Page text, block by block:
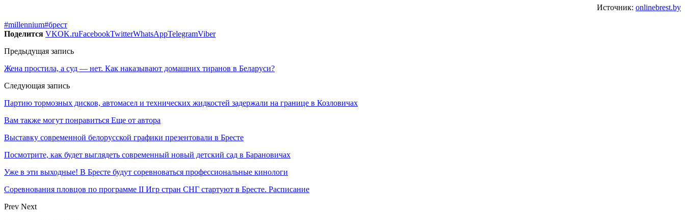
Источник: onlinebrest.by
#millennium#брест
Поделится VKOK.ruFacebookTwitterWhatsAppTelegramViber
Предыдущая запись
Жена простила, а суд — нет. Как наказывают домашних тиранов в Беларуси?
Следующая запись
Партию тормозных дисков, автомасел и технических жидкостей задержали на границе в Козловичах
Вам также могут понравиться Еще от автора
Выставку современной белорусской графики презентовали в Бресте
Посмотрите, как будет выглядеть современный новый детский сад в Барановичах
Уже в эти выходные! В Бресте будут соревноваться профессиональные кинологи
Соревнования пловцов по программе II Игр стран СНГ стартуют в Бресте. Расписание
Prev Next